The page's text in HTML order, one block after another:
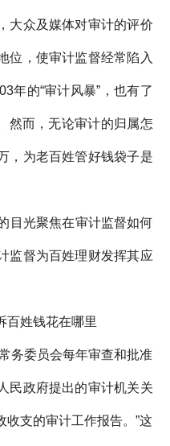
大众及媒体对审计的评价
位，使审计监督经常陷入
年的“审计风暴”，也有了
然而，无论审计的归属怎
，为老百姓管好钱袋子是
目光聚焦在审计监督如何
监督为百姓理财发挥其应
百姓钱花在哪里
务委员会每年审查和批准
民政府提出的审计机关关
收支的审计工作报告。”这